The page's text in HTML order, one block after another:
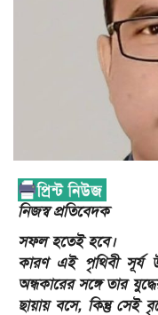
নিজস্ব প্রতিবেদক
সফল হতেই হবে।
কারণ এই পৃথিবী সূর্য
অন্ধকারের সঙ্গে তার
ছায়ায় বসে, কিন্তু সেই